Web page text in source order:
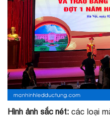
Hình ảnh sắc nét:các loại